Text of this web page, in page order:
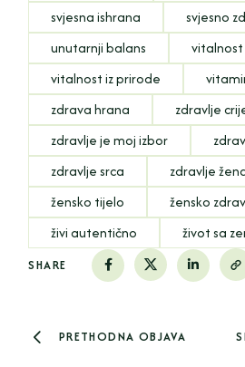
svjesna ishrana
svjesno
unutarnji balans
vitalnost
vitalnost iz prirode
zdrava hrana
zdravlje
zdravlje je moj izbor
zdravlje srca
zdravlje
žensko tijelo
žensko
živi autentično
život sa
SHARE
PRETHODNA OBJAVA